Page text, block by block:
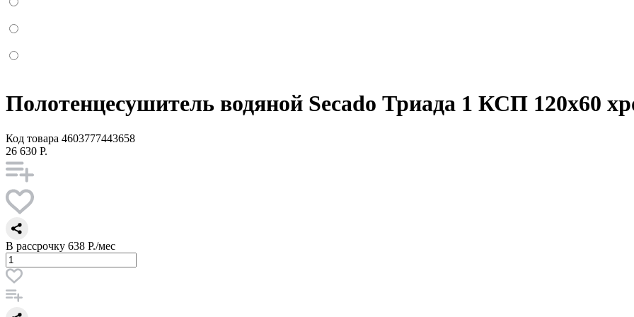
Полотенцесушитель водяной Secado Триада 1 КСП 120x60
Код товара 4603777443658
26 630 Р.
В рассрочку 638 Р./мес